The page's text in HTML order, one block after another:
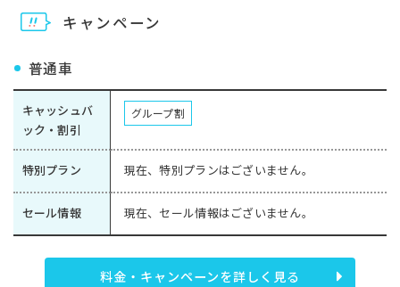
キャンペーン
普通車
キャッシュバ
ック・割引
グループ割
特別プラン 現在、特別プランはございません。
セール情報 現在、セール情報はございません。
料金・キャンペーンを詳しく見る